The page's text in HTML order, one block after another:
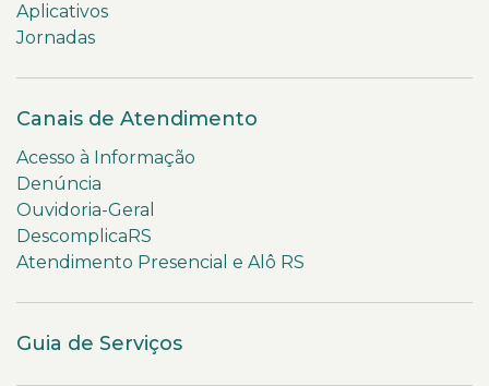
Aplicativos
Jornadas
Canais de Atendimento
Acesso à Informação
Denúncia
Ouvidoria-Geral
DescomplicaRS
Atendimento Presencial e Alô RS
Guia de Serviços